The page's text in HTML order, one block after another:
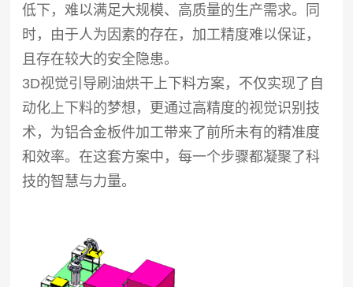
低下，难以满足大规模、高质量的生产需求。同
时，由于人为因素的存在，加工精度难以保证，
且存在较大的安全隐患。
3D视觉引导刷油烘干上下料方案，不仅实现了自
动化上下料的梦想，更通过高精度的视觉识别技
术，为铝合金板件加工带来了前所未有的精准度
和效率。在这套方案中，每一个步骤都凝聚了科
技的智慧与力量。